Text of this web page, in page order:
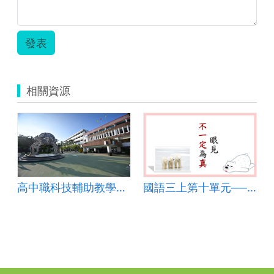
發表
相關資源
高中職科技輔助教學與學習教案-虎尾高中-地理科 國語三上第十單元──唉呀！誤會大了(課文深究)